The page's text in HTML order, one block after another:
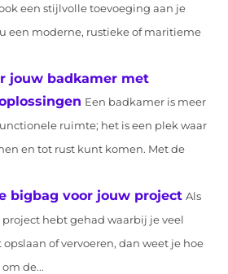
een stijlvolle toevoeging aan je
een moderne, rustieke of maritieme
jouw badkamer met
Een badkamer is meer
ruimte; het is een plek waar
en tot rust kunt komen. Met de
bigbag voor jouw project Als
hebt gehad waarbij je veel
of vervoeren, dan weet je hoe
de...